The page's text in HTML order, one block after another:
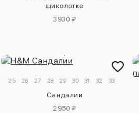
щиколотке
3930 ₽
25 26 27 28 29 30 31 32 33
Сандалии
2950 ₽